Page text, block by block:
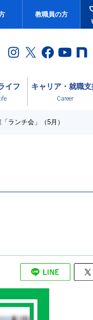
教職員の方
イフ キャリア・就職支
Career
ランチ会」（5月）